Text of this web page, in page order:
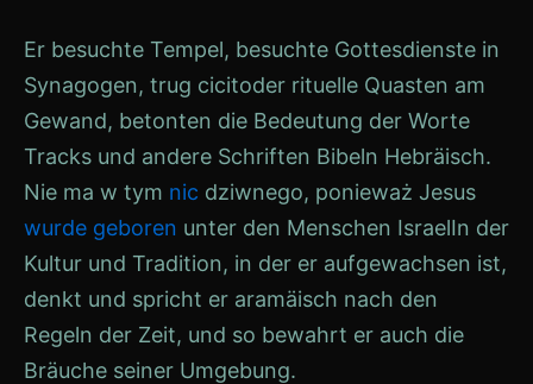
Er besuchte Tempel, besuchte Gottesdienste in
Synagogen, trug cicitoder rituelle Quasten am
Gewand, betonten die Bedeutung der Worte
Tracks und andere Schriften Bibeln Hebräisch.
Nie ma w tym nic dziwnego, ponieważ Jesus
wurde geboren unter den Menschen IsraelIn der
Kultur und Tradition, in der er aufgewachsen ist,
denkt und spricht er aramäisch nach den
Regeln der Zeit, und so bewahrt er auch die
Bräuche seiner Umgebung.